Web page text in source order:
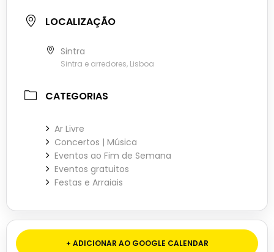
LOCALIZAÇÃO
Sintra
Sintra e arredores, Lisboa
CATEGORIAS
Ar Livre
Concertos | Música
Eventos ao Fim de Semana
Eventos gratuitos
Festas e Arraiais
+ ADICIONAR AO GOOGLE CALENDAR